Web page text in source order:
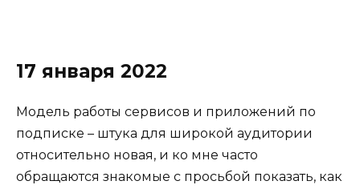
17 января 2022
Модель работы сервисов и приложений по
подписке – штука для широкой аудитории
относительно новая, и ко мне часто
обращаются знакомые с просьбой показать, как